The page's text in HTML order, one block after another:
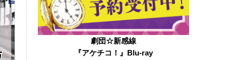
劇団☆新感線
『アケチコ！』Blu-ray